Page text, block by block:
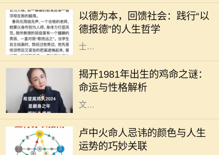
以德为本，回馈社会：践行“以
德报德”的人生哲学
复杂，个体在追求物质利益的同时，
常常忽略了德行的重要性。然而，回
望历史，我们不难发现，许多成功人
士...
揭开1981年出生的鸡命之谜：
命运与性格解析
每个生肖都有其独特的命运和性格特
征，而1981年恰逢辛酉年，属鸡的人
在这一年出生，他们的命运与性格究
竟如何呢？作为一种象征，鸡在中国
文...
卢中火命人忌讳的颜色与人生
运势的巧妙关联
在中华传统命理中，每个人的命理特
征都与五行、颜色等有着密切的关
系。对于卢中火命的人而言，了解与
自己命理相关的颜色忌讳，可以帮助